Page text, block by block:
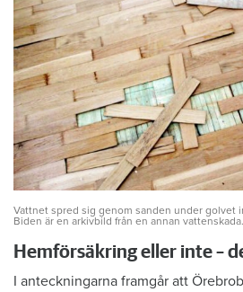
Vattnet spred sig genom sanden under golvet
Biden är en arkivbild från en annan vattenskada.
Hemförsäkring eller inte –
I anteckningarna framgår att